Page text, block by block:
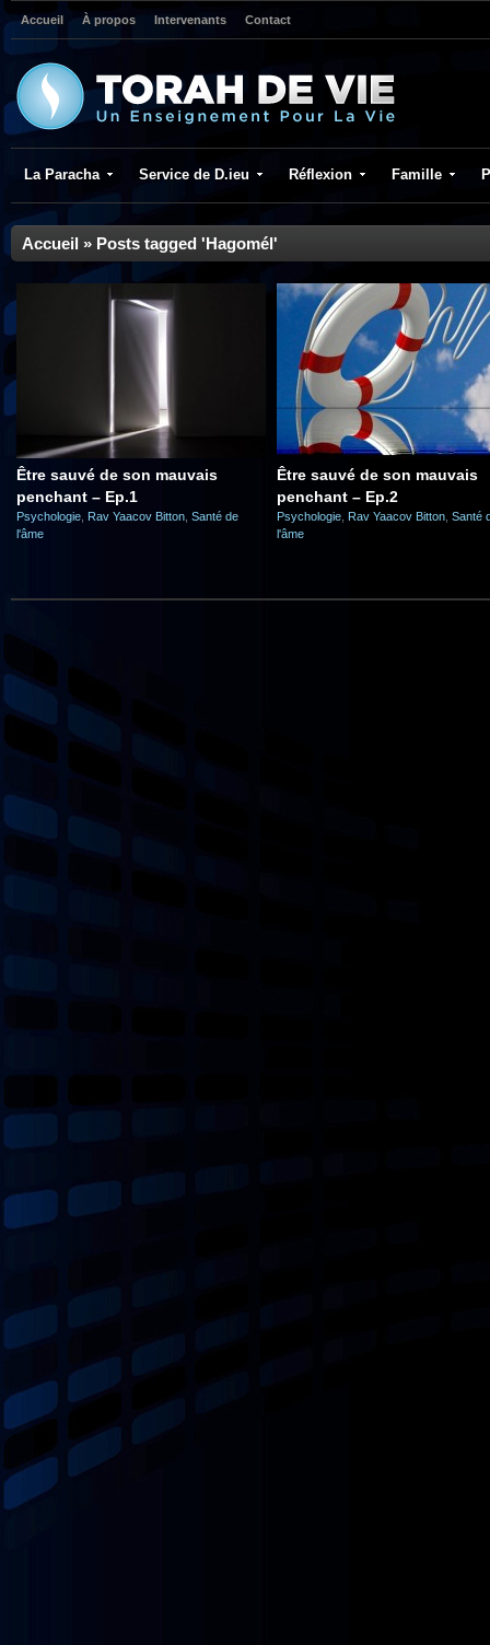
Accueil À propos Intervenants Contact
La Paracha Service de D.ieu Réflexion Famille
Accueil » Posts tagged 'Hagomél'
Être sauvé de son mauvais
penchant – Ep.1
Psychologie Rav Yaacov Bitton Santé de
l'âme
Être sauvé de son mauvais
penchant – Ep.2
Psychologie Rav Yaacov Bitton Santé
l'âme